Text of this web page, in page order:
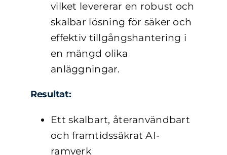
vilket levererar en robust och
skalbar lösning för säker och
effektiv tillgångshantering i
en mängd olika
anläggningar.
Resultat:
Ett skalbart, återanvändbart
och framtidssäkrat AI-
ramverk